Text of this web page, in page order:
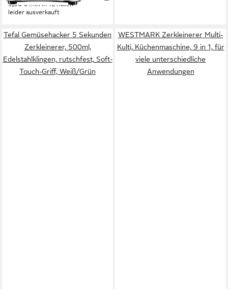
9,96 € mtl. in 12 Raten
leider ausverkauft
Tefal Gemüsehacker 5 Sekunden
Zerkleinerer, 500ml,
Edelstahlklingen, rutschfest, Soft-
Touch-Griff, Weiß/Grün
WESTMARK Zerkleinerer Multi-
Kulti, Küchenmaschine, 9 in 1, für
viele unterschiedliche
Anwendungen